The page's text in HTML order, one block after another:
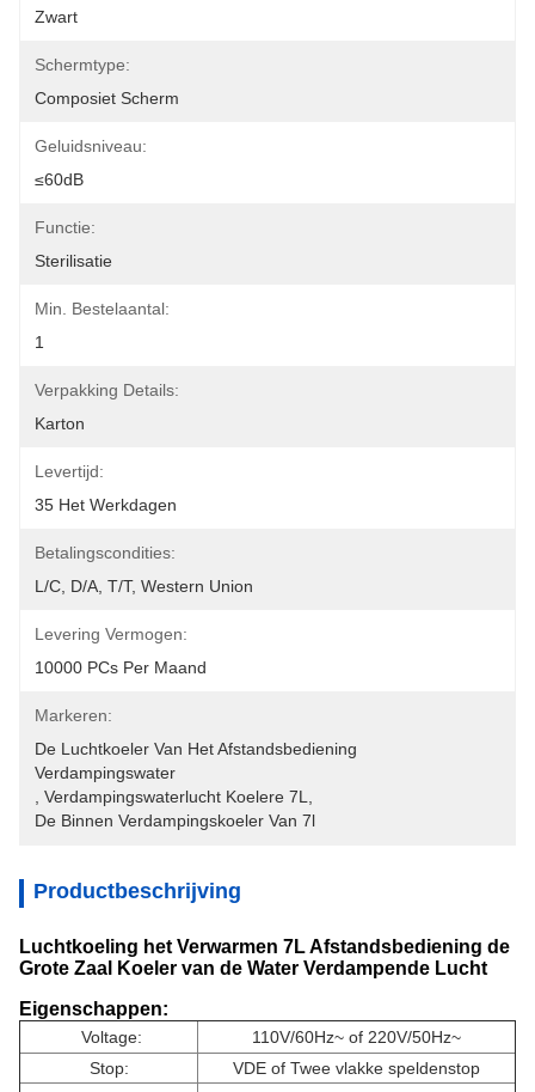
Zwart
Schermtype:
Composiet Scherm
Geluidsniveau:
≤60dB
Functie:
Sterilisatie
Min. Bestelaantal:
1
Verpakking Details:
Karton
Levertijd:
35 Het Werkdagen
Betalingscondities:
L/C, D/A, T/T, Western Union
Levering Vermogen:
10000 PCs Per Maand
Markeren:
De Luchtkoeler Van Het Afstandsbediening
Verdampingswater
Verdampingswaterlucht Koelere 7L
De Binnen Verdampingskoeler Van 7l
Productbeschrijving
Luchtkoeling het Verwarmen 7L Afstandsbediening de
Grote Zaal Koeler van de Water Verdampende Lucht
Eigenschappen:
Voltage:
110V/60Hz~ of 220V/50Hz~
Stop:
VDE of Twee vlakke speldenstop